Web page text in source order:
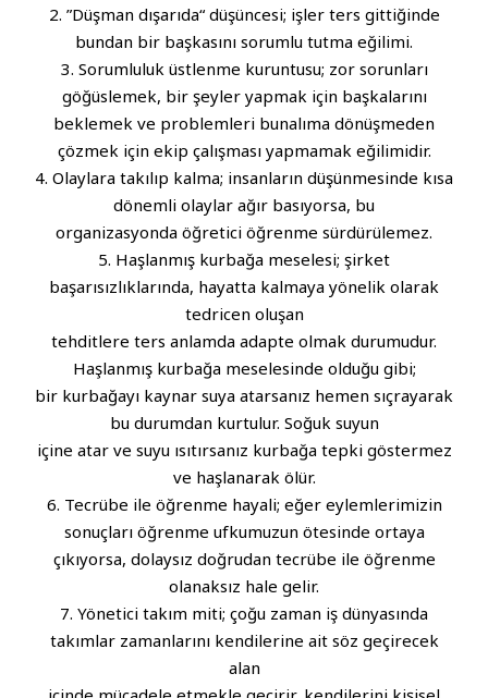
2. ”Düşman dışarıda“ düşüncesi; işler ters gittiğinde
bundan bir başkasını sorumlu tutma eğilimi.
3. Sorumluluk üstlenme kuruntusu; zor sorunları
göğüslemek, bir şeyler yapmak için başkalarını
beklemek ve problemleri bunalıma dönüşmeden
çözmek için ekip çalışması yapmamak eğilimidir.
4. Olaylara takılıp kalma; insanların düşünmesinde kısa
dönemli olaylar ağır basıyorsa, bu
organizasyonda öğretici öğrenme sürdürülemez.
5. Haşlanmış kurbağa meselesi; şirket
başarısızlıklarında, hayatta kalmaya yönelik olarak
tedricen oluşan
tehditlere ters anlamda adapte olmak durumudur.
Haşlanmış kurbağa meselesinde olduğu gibi;
bir kurbağayı kaynar suya atarsanız hemen sıçrayarak
bu durumdan kurtulur. Soğuk suyun
içine atar ve suyu ısıtırsanız kurbağa tepki göstermez
ve haşlanarak ölür.
6. Tecrübe ile öğrenme hayali; eğer eylemlerimizin
sonuçları öğrenme ufkumuzun ötesinde ortaya
çıkıyorsa, dolaysız doğrudan tecrübe ile öğrenme
olanaksız hale gelir.
7. Yönetici takım miti; çoğu zaman iş dünyasında
takımlar zamanlarını kendilerine ait söz geçirecek
alan